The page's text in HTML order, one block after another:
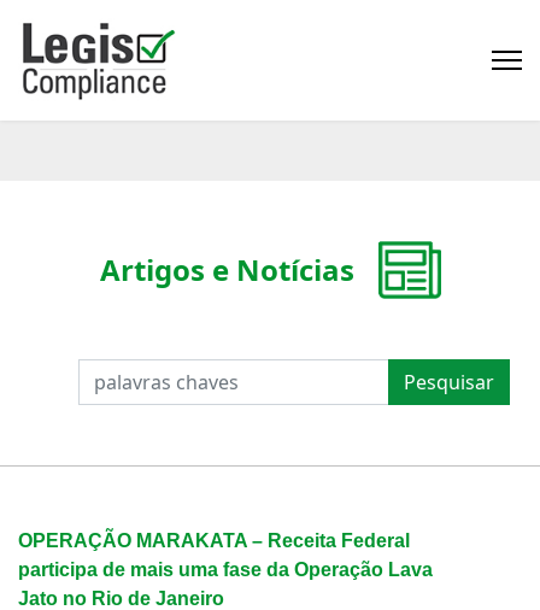
PESQUISAR Pesquisar
Artigos e Notícias
OPERAÇÃO MARAKATA – Receita Federal
participa de mais uma fase da Operação Lava
Jato no Rio de Janeiro